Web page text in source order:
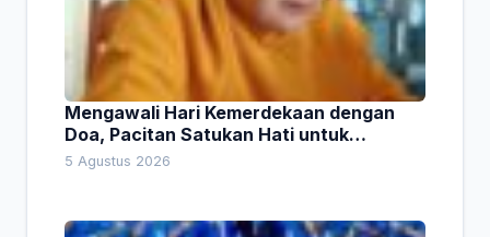
Mengawali Hari Kemerdekaan dengan
Doa, Pacitan Satukan Hati untuk
Indonesia
5 Agustus 2026